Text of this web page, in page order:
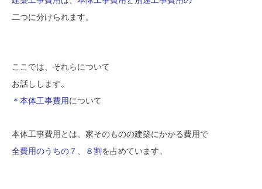
二つに分けられます。
ここでは、それらについて
お話しします。
＊本体工事費用について
本体工事費用とは、家そのものの建築にかかる費用で
全費用のうちの７、８割 を占めています。